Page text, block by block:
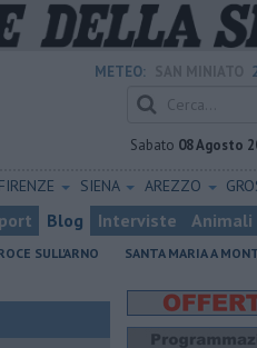
METEO:
Sabato 08 Agosto
FIRENZE SIENA AREZZO
Blog Interviste Animali
SULL'ARNO SANTA MARIA A